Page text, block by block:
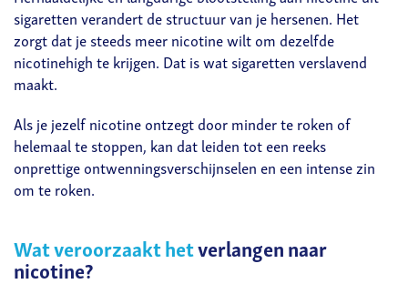
sigaretten verandert de structuur van je hersenen. Het
zorgt dat je steeds meer nicotine wilt om dezelfde
nicotinehigh te krijgen. Dat is wat sigaretten verslavend
maakt.
Als je jezelf nicotine ontzegt door minder te roken of
helemaal te stoppen, kan dat leiden tot een reeks
onprettige ontwenningsverschijnselen en een intense zin
om te roken.
Wat veroorzaakt hetverlangen naar
nicotine?